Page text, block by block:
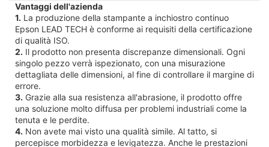
Vantaggi dell'azienda
1. La produzione della stampante a inchiostro continuo
Epson LEAD TECH è conforme ai requisiti della certificazione
di qualità ISO.
2. Il prodotto non presenta discrepanze dimensionali. Ogni
singolo pezzo verrà ispezionato, con una misurazione
dettagliata delle dimensioni, al fine di controllare il margine di
errore.
3. Grazie alla sua resistenza all'abrasione, il prodotto offre
una soluzione molto diffusa per problemi industriali come la
tenuta e le perdite.
4. Non avete mai visto una qualità simile. Al tatto, si
percepisce morbidezza e levigatezza. Anche le prestazioni